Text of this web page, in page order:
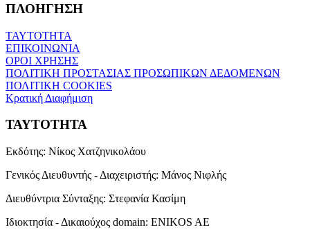
ΠΛΟΗΓΗΣΗ
ΤΑΥΤΟΤΗΤΑ
ΕΠΙΚΟΙΝΩΝΙΑ
ΟΡΟΙ ΧΡΗΣΗΣ
ΠΟΛΙΤΙΚΗ ΠΡΟΣΤΑΣΙΑΣ ΠΡΟΣΩΠΙΚΩΝ ΔΕΔΟΜΕΝΩΝ
ΠΟΛΙΤΙΚΗ COOKIES
Κρατική Διαφήμιση
ΤΑΥΤΟΤΗΤΑ
Εκδότης: Νίκος Χατζηνικολάου
Γενικός Διευθυντής - Διαχειριστής: Μάνος Νιφλής
Διευθύντρια Σύνταξης: Στεφανία Κασίμη
Ιδιοκτησία - Δικαιούχος domain: ENIKOS AE